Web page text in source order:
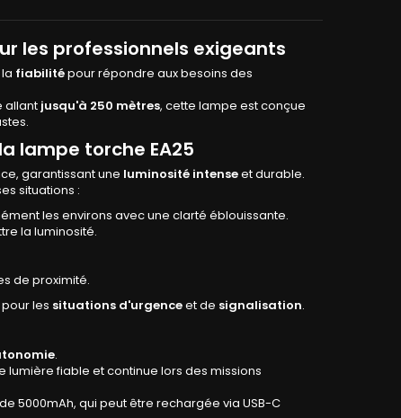
les professionnels exigeants
fiabilitépour répondre aux besoins des
allant jusqu'à 250 mètres, cette lampe est conçue
lampe torche EA25
garantissant une luminosité intenseet durable.
situations :
les environs avec une clarté éblouissante.
la luminosité.
de proximité.
les situations d'urgenceet de signalisation.
.
lumière fiable et continue lors des missions
de 5000mAh, qui peut être rechargée via USB-C